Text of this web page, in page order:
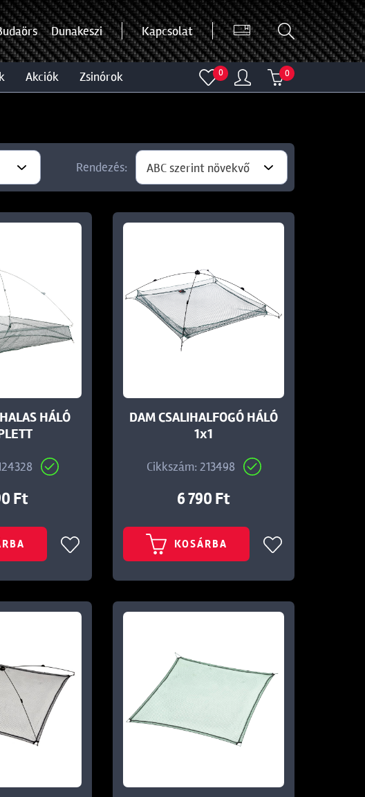
Dunakeszi Kapcsolat
akciók zsinórok 0 0
Rendezés: ABC szerint növekvő
HÁLÓ
Ft
DAM CSALIHALFOGÓ HÁLÓ
1x1
Cikkszám: 213498
6 790 Ft
KOSÁRBA